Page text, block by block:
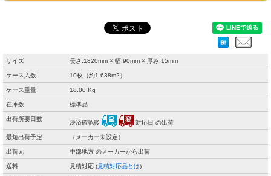
サイズ 長さ:1820mm × 幅:90mm × 厚み:15mm
ケース入数 10枚（約1.638m2）
ケース重量 18.00 Kg
在庫数 標準品
出荷所要日数
決済確認後 対応日 の出荷
最短出荷予定 （メーカー未設定）
出荷元 中部地方 のメーカーから出荷
送料 見積対応 (見積対応品とは)